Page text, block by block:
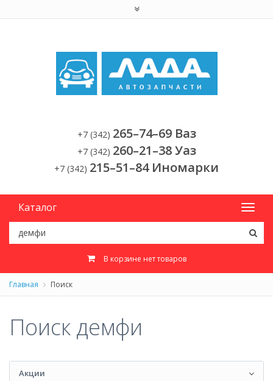
+7 (342) 265–74–69 Ваз
+7 (342) 260–21–38 Уаз
+7 (342) 215–51–84 Иномарки
Каталог
В корзине нет товаров
Главная Поиск
Поиск демфи
Акции